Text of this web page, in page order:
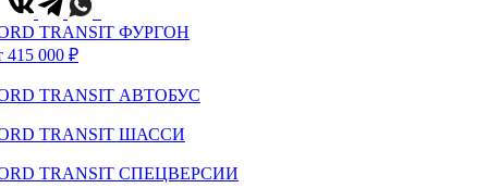
TRANSIT ФУРГОН
415 000 ₽
TRANSIT АВТОБУС
TRANSIT ШАССИ
TRANSIT СПЕЦВЕРСИИ